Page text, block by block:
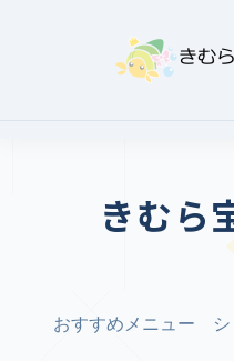
きむら
おすすめメニュー